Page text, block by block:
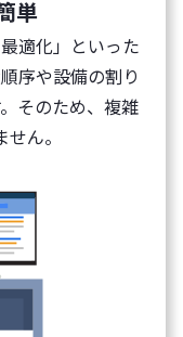
単
適化」といった
序や設備の割り
そのため、複雑
ん。